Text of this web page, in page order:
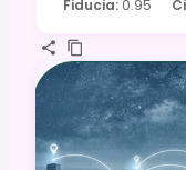
Fiducia: 0.95